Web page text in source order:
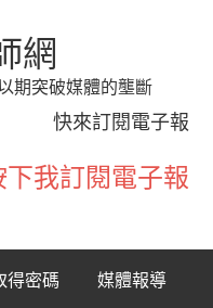
網
期突破媒體的壟斷
快來訂閱電子報
下我訂閱電子報
得密碼 媒體報導